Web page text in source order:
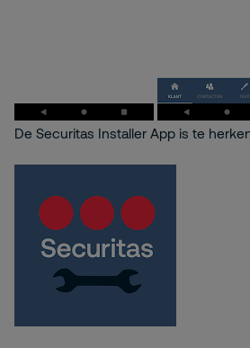
De Securitas Installer App is te